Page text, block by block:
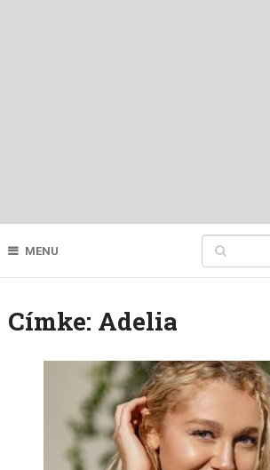
MENU
Címke: Adelia